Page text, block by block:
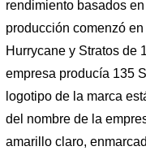
rendimiento basados
producción comenzó
Hurrycane y Stratos de
empresa producía 135
logotipo de la marca
del nombre de la
amarillo claro,